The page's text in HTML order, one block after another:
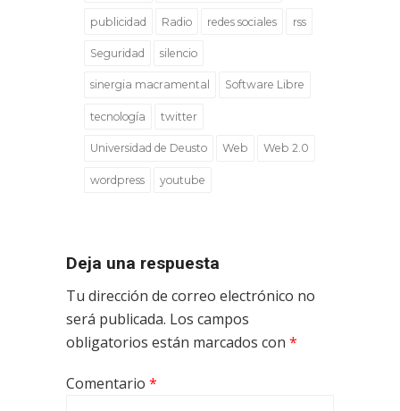
publicidad Radio redes sociales rss
Seguridad silencio
sinergia macramental Software Libre
tecnología twitter
Universidad de Deusto Web Web 2.0
wordpress youtube
Deja una respuesta
Tu dirección de correo electrónico no
será publicada. Los campos
obligatorios están marcados con *
Comentario *